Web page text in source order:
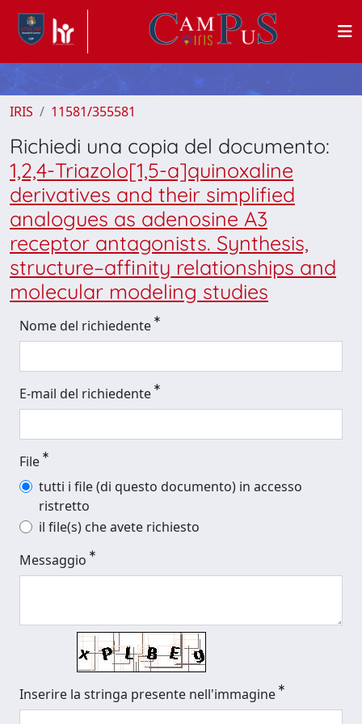
IRIS 11581/355581
Richiedi una copia del documento:
1,2,4-Triazolo[1,5-a]quinoxaline
derivatives and their simplified
analogues as adenosine A3
receptor antagonists. Synthesis,
structure–affinity relationships and
molecular modeling studies
Nome del richiedente
E-mail del richiedente
File
tutti i file (di questo documento) in accesso
ristretto
il file(s) che avete richiesto
Messaggio
Inserire la stringa presente nell'immagine